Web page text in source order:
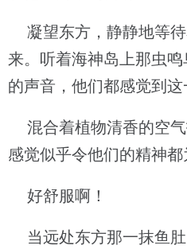
凝望东方，静静地等待
来。听着海神岛上那虫
的声音，他们都感觉到这
混合着植物清香的空
感觉似乎令他们的精神都
好舒服啊！
当远处东方那一抹鱼